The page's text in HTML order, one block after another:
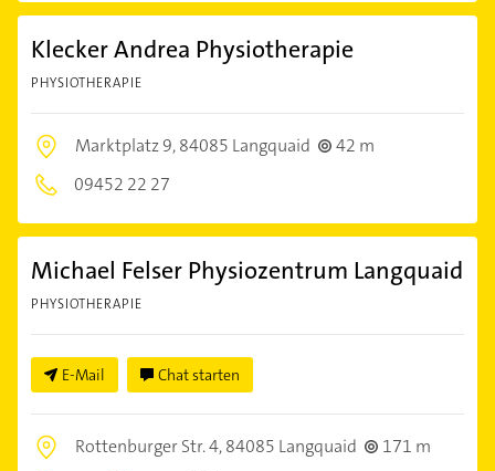
Klecker Andrea Physiotherapie
PHYSIOTHERAPIE
Marktplatz 9,84085 Langquaid
42 m
09452 22 27
Michael Felser Physiozentrum Langquaid
PHYSIOTHERAPIE
E-Mail Chat starten
Rottenburger Str. 4,84085 Langquaid
171 m